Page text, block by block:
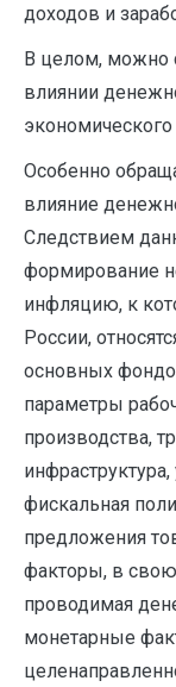
доходов и
В целом, можно
влиянии
Особенно
влияние
Следствием
формирование
инфляцию, к
России,
основных
параметры
производства,
фискальная
предложения
факторы, в
проводимая
монетарные